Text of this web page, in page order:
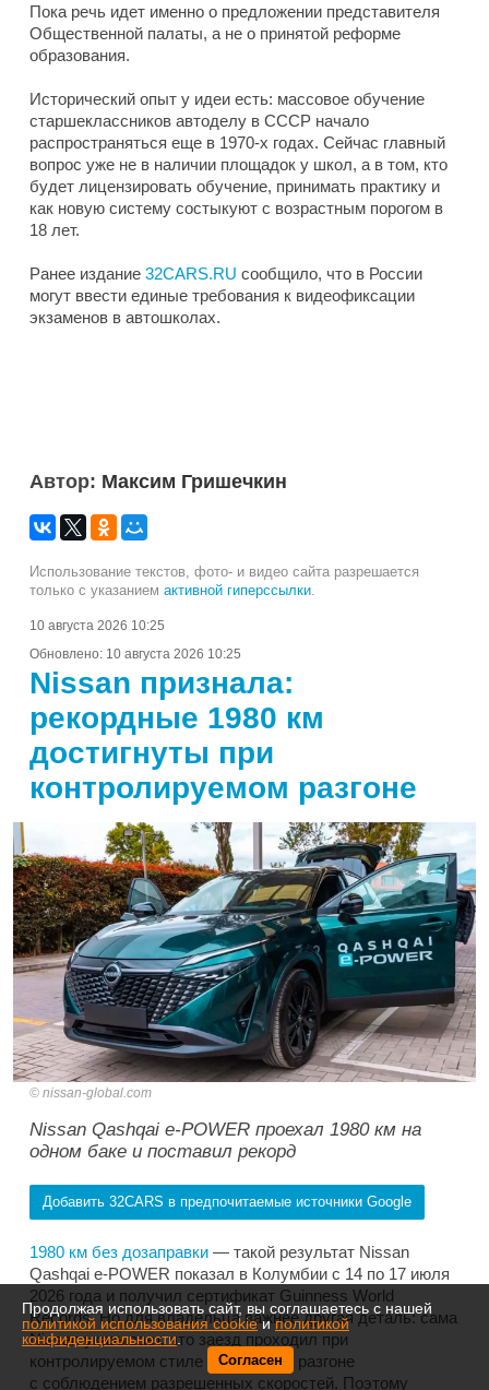
Пока речь идет именно о предложении представителя
Общественной палаты, а не о принятой реформе
образования.
Исторический опыт у идеи есть: массовое обучение
старшеклассников автоделу в СССР начало
распространяться еще в 1970-х годах. Сейчас главный
вопрос уже не в наличии площадок у школ, а в том, кто
будет лицензировать обучение, принимать практику и
как новую систему состыкуют с возрастным порогом в
18 лет.
Ранее издание 32CARS.RU сообщило, что в России
могут ввести единые требования к видеофиксации
экзаменов в автошколах.
Автор: Максим Гришечкин
Использование текстов, фото- и видео сайта разрешается
только с указанием активной гиперссылки
10 августа 2026 10:25
Обновлено: 10 августа 2026 10:25
Nissan признала:
рекордные 1980 км
достигнуты при
контролируемом разгоне
nissan-global.com
Nissan Qashqai e-POWER проехал 1980 км на
одном баке и поставил рекорд
Добавить 32CARS в предпочитаемые источники Google
1980 км без дозаправки — такой результат Nissan
Qashqai e-POWER показал в Колумбии с 14 по 17 июля
2026 года и получил сертификат Guinness World
Records. Но для владельца важнее другая деталь: сама
Nissan указывает, что заезд проходил при
контролируемом стиле вождения и разгоне
с соблюдением разрешенных скоростей. Поэтому
Продолжая использовать сайт, вы соглашаетесь с нашей
политикой использования cookieиполитикой
конфиденциальности.
Согласен